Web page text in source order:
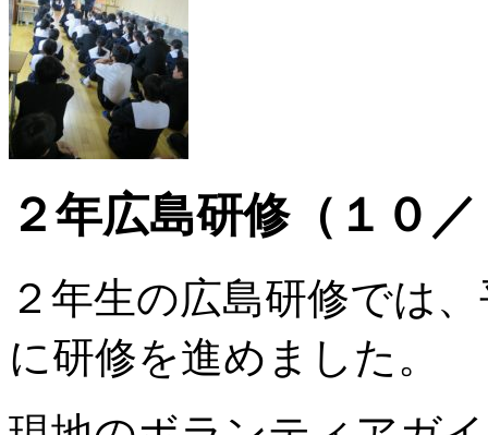
２年広島研修（１０
２年生の広島研修では
に研修を進めました。